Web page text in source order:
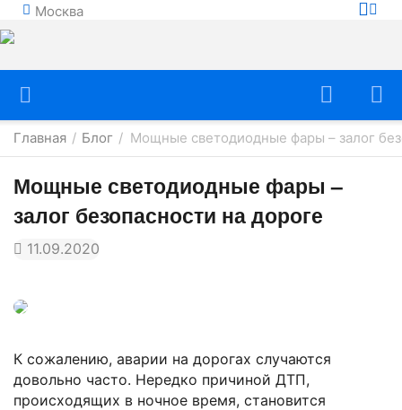
Москва
Главная / Блог / Мощные светодиодные фары – залог
Мощные светодиодные фары –
залог безопасности на дороге
11.09.2020
К сожалению, аварии на дорогах случаются
довольно часто. Нередко причиной ДТП,
происходящих в ночное время, становится